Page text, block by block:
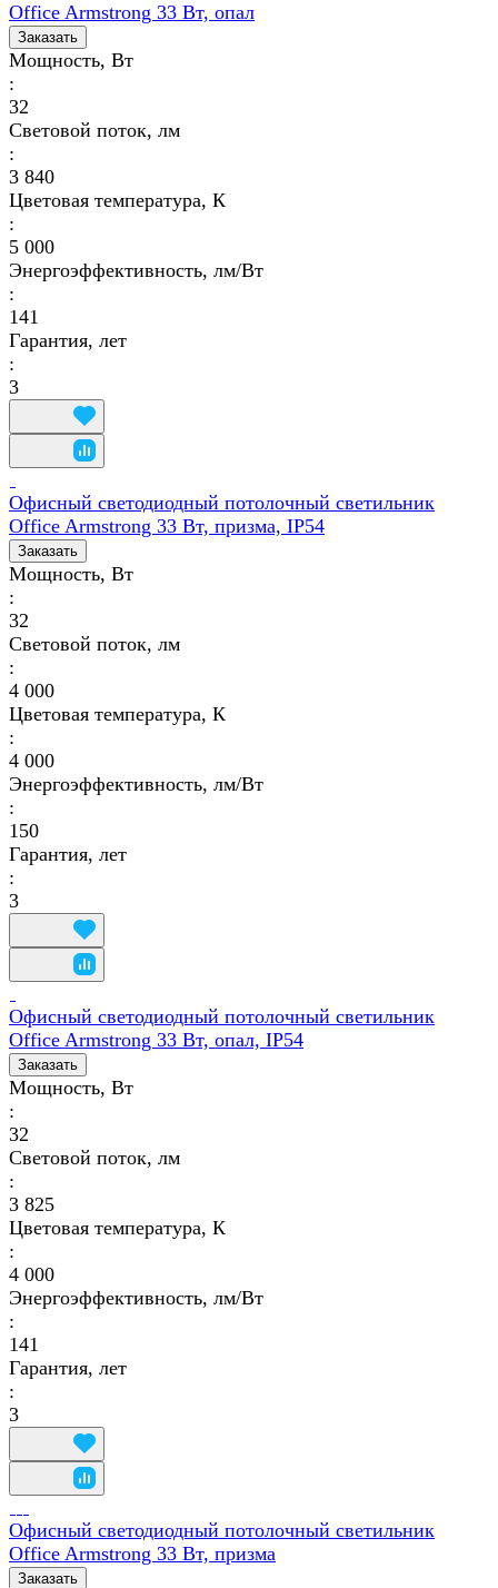
Office Armstrong 33 Вт, опал
Заказать
Мощность, Вт
:
32
Световой поток, лм
:
3 840
Цветовая температура, К
:
5 000
Энергоэффективность, лм/Вт
:
141
Гарантия, лет
:
3
Офисный светодиодный потолочный светильник
Office Armstrong 33 Вт, призма, IP54
Заказать
Мощность, Вт
:
32
Световой поток, лм
:
4 000
Цветовая температура, К
:
4 000
Энергоэффективность, лм/Вт
:
150
Гарантия, лет
:
3
Офисный светодиодный потолочный светильник
Office Armstrong 33 Вт, опал, IP54
Заказать
Мощность, Вт
:
32
Световой поток, лм
:
3 825
Цветовая температура, К
:
4 000
Энергоэффективность, лм/Вт
:
141
Гарантия, лет
:
3
Офисный светодиодный потолочный светильник
Office Armstrong 33 Вт, призма
Заказать